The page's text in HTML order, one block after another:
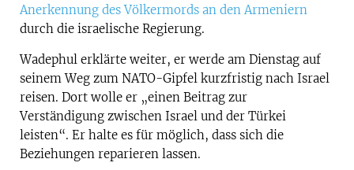
Anerkennung des Völkermords an den Armeniern
durch die israelische Regierung.
Wadephul erklärte weiter, er werde am Dienstag auf
seinem Weg zum NATO-Gipfel kurzfristig nach Israel
reisen. Dort wolle er „einen Beitrag zur
Verständigung zwischen Israel und der Türkei
leisten“. Er halte es für möglich, dass sich die
Beziehungen reparieren lassen.